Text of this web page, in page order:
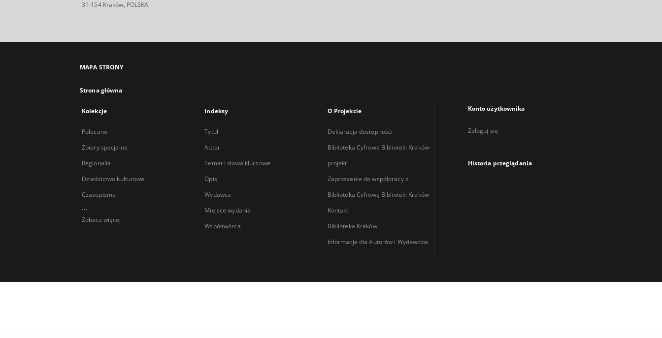
31-154 Kraków, POLSKA
MAPA STRONY
Strona główna
Kolekcje
Polecane
Zbiory specjalne
Regionalia
Dziedzictwo kulturowe
Czasopisma
...
Zobacz więcej
Indeksy
Tytuł
Autor
Temat i słowa kluczowe
Opis
Wydawca
Miejsce wydania
Współtwórca
O Projekcie
Deklaracja dostępności
Biblioteka Cyfrowa Biblioteki Kraków-
projekt
Zaproszenie do współpracy z
Biblioteką Cyfrową Biblioteki Kraków
Kontakt
Biblioteka Kraków
Informacje dla Autorów i Wydawców
Konto użytkownika
Zaloguj się
Historia przeglądania